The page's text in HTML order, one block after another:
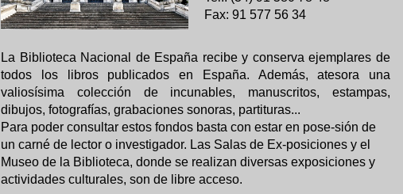
Fax: 91 577 56 34
La Biblioteca Nacional de España recibe y conserva ejemplares de
todos los libros publicados en España. Además, atesora una
valiosísima colección de incunables, manuscritos, estampas,
dibujos, fotografías, grabaciones sonoras, partituras...
Para poder consultar estos fondos basta con estar en pose-sión de
un carné de lector o investigador. Las Salas de Ex-posiciones y el
Museo de la Biblioteca, donde se realizan diversas exposiciones y
actividades culturales, son de libre acceso.